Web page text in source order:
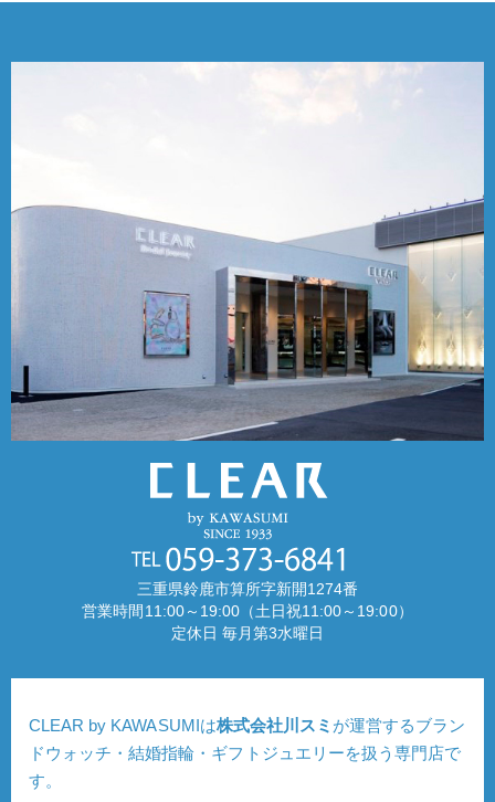
三重県鈴鹿市算所字新開1274番
営業時間11:00～19:00（土日祝11:00～19:00）
定休日 毎月第3水曜日
CLEAR by KAWASUMIは株式会社川スミ が運営するブラン
ドウォッチ・結婚指輪・ギフトジュエリーを扱う専門店で
す。